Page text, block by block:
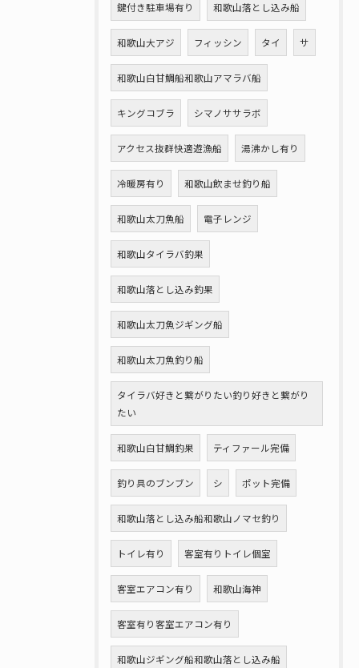
鍵付き駐車場有り 和歌山落とし込み船
和歌山大アジ フィッシン タイ サ
和歌山白甘鯛船和歌山アマラバ船
キングコブラ シマノササラボ
アクセス抜群快適遊漁船 湯沸かし有り
冷暖房有り 和歌山飲ませ釣り船
和歌山太刀魚船 電子レンジ
和歌山タイラバ釣果
和歌山落とし込み釣果
和歌山太刀魚ジギング船
和歌山太刀魚釣り船
タイラバ好きと繋がりたい釣り好きと繋がり
たい
和歌山白甘鯛釣果 ティファール完備
釣り具のブンブン シ ポット完備
和歌山落とし込み船和歌山ノマセ釣り
トイレ有り 客室有りトイレ個室
客室エアコン有り 和歌山海神
客室有り客室エアコン有り
和歌山ジギング船和歌山落とし込み船